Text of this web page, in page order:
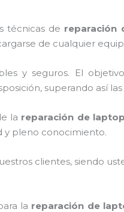
técnicas de reparación
de cualquier
y seguros. El
superando así
la reparación de
y pleno conocimiento.
clientes, siendo
la reparación de